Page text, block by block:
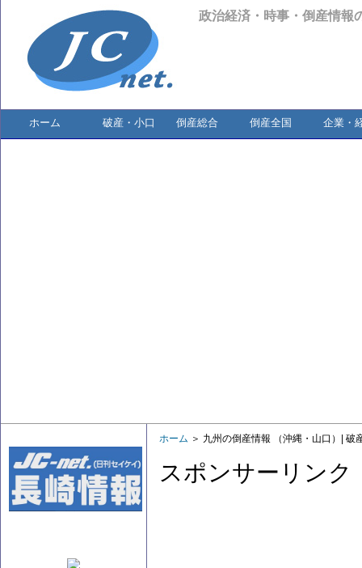
政治経済・時事・倒産情報
ホーム 破産・小口 倒産総合 倒産全国 企業・
ホーム ＞ 九州の倒産情報 （沖縄・山口）|
スポンサーリンク